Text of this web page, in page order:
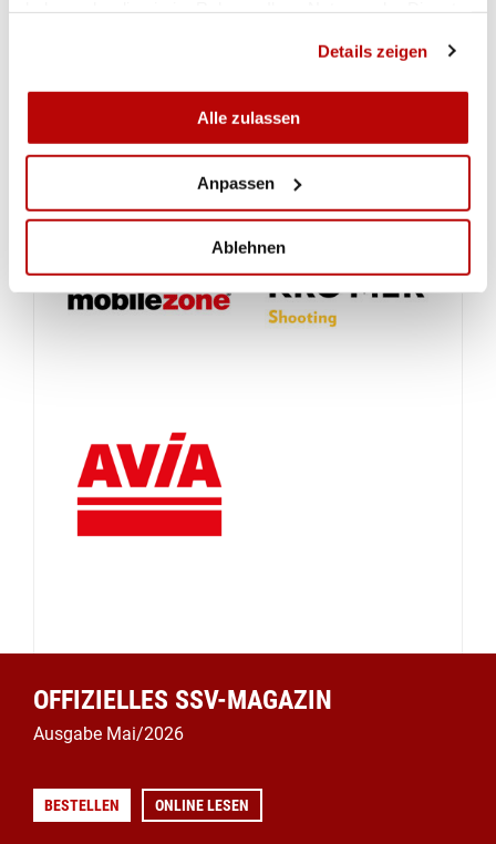
Details zeigen
Alle zulassen
Anpassen
Ablehnen
OFFIZIELLES SSV-MAGAZIN
Ausgabe Mai/2026
BESTELLEN ONLINE LESEN